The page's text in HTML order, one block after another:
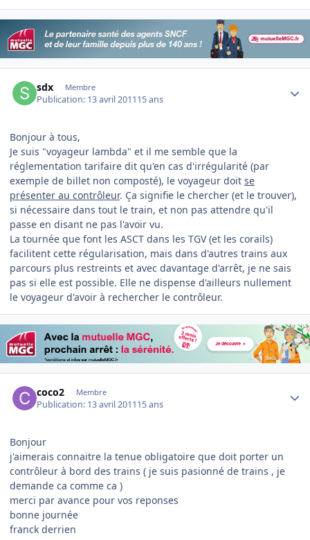
sdx Membre
Publication: 13 avril 201115 ans
Bonjour à tous,
Je suis "voyageur lambda" et il me semble que la
réglementation tarifaire dit qu'en cas d'irrégularité (par
exemple de billet non composté), le voyageur doit se
présenter au contrôleur. Ça signifie le chercher (et le trouver),
si nécessaire dans tout le train, et non pas attendre qu'il
passe en disant ne pas l'avoir vu.
La tournée que font les ASCT dans les TGV (et les corails)
facilitent cette régularisation, mais dans d'autres trains aux
parcours plus restreints et avec davantage d'arrêt, je ne sais
pas si elle est possible. Elle ne dispense d'ailleurs nullement
le voyageur d'avoir à rechercher le contrôleur.
coco2 Membre
Publication: 13 avril 201115 ans
Bonjour
j'aimerais connaitre la tenue obligatoire que doit porter un
contrôleur à bord des trains ( je suis pasionné de trains , je
demande ca comme ca )
merci par avance pour vos reponses
bonne journée
franck derrien